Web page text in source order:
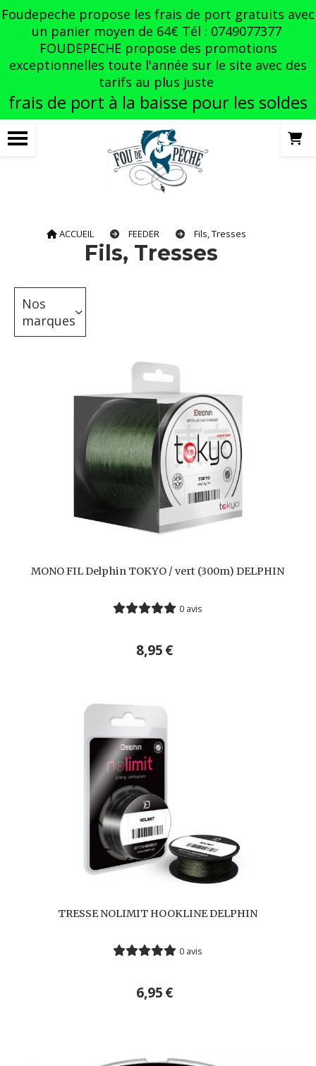
Foudepeche propose les frais de port gratuits avec
un panier moyen de 64€ Tél : 0749077377
FOUDEPECHE propose des promotions
exceptionnelles toute l'année sur le site avec des
tarifs au plus juste
frais de port à la baisse pour les soldes
ACCUEIL FEEDER Fils, Tresses
Fils, Tresses
Nos
marques
MONO FIL Delphin TOKYO / vert (300m) DELPHIN
0 avis
8,95€
TRESSE NOLIMIT HOOKLINE DELPHIN
0 avis
6,95€